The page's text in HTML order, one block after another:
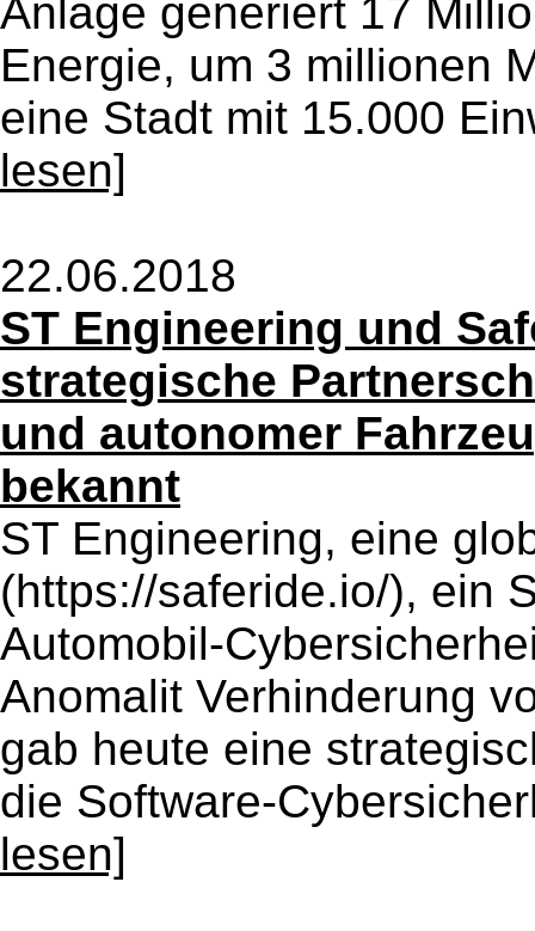
Anlage generiert 17
Energie, um 3 millionen
eine Stadt mit 15.000
lesen]
22.06.2018
ST Engineering und
strategische
und autonomer
bekannt
ST Engineering, eine
(https://saferide.io/), ein
Automobil-
Anomalit Verhinderung
gab heute eine
die Software-
lesen]